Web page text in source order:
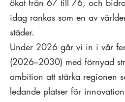
ökat från 67 till 76, och
idag rankas som en av
städer.
Under 2026 går vi in i vår
(2026–2030) med förnyad
ambition att stärka regionen
ledande platser för